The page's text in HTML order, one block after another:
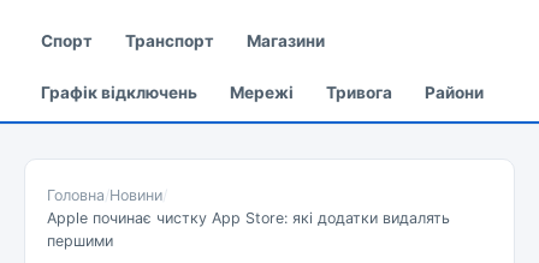
Спорт Транспорт Магазини
Графік відключень Мережі Тривога Райони
Головна/Новини/
Apple починає чистку App Store: які додатки видалять
першими